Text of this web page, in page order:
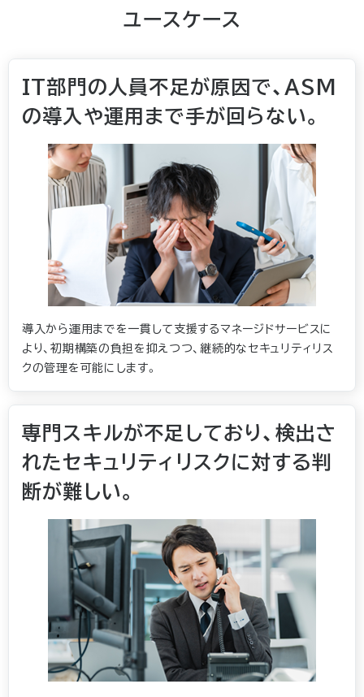
ユースケース
IT部門の人員不足が原因で、ASM
の導入や運用まで手が回らない。
導入から運用までを一貫して支援するマネージドサービスに
より、初期構築の負担を抑えつつ、継続的なセキュリティリス
クの管理を可能にします。
専門スキルが不足しており、検出さ
れたセキュリティリスクに対する判
断が難しい。